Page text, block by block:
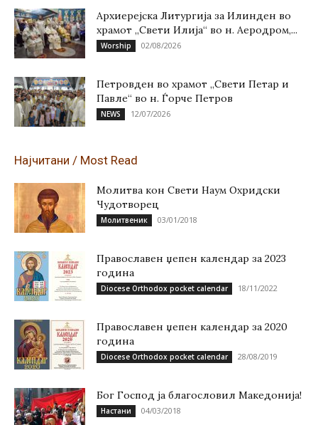
Архиерејска Литургија за Илинден во
храмот „Свети Илија“ во н. Аеродром,...
Worship 02/08/2026
Петровден во храмот „Свети Петар и
Павле“ во н. Ѓорче Петров
NEWS 12/07/2026
Најчитани / Most Read
Молитва кон Свети Наум Охридски
Чудотворец
Молитвеник 03/01/2018
Православен џепен календар за 2023
година
Diocese Orthodox pocket calendar 18/11/2022
Православен џепен календар за 2020
година
Diocese Orthodox pocket calendar 28/08/2019
Бог Господ ја благословил Македонија!
Настани 04/03/2018